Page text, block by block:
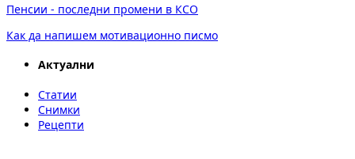
Пенсии - последни промени в КСО
Как да напишем мотивационно писмо
Актуални
Статии
Снимки
Рецепти